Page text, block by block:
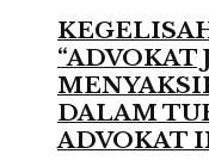
“ADVOKAT
DALAM
ADVOKAT